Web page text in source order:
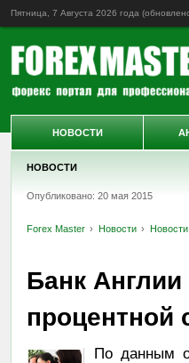
Пятница, 7 Августа 2026 года
НОВОСТИ
Опубликовано: 20 мая 2015
Forex Master Новости
Банк Англии
процентной
По данным
НОВОСТИ